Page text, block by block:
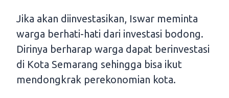
Jika akan diinvestasikan, Iswar meminta
warga berhati-hati dari investasi bodong.
Dirinya berharap warga dapat berinvestasi
di Kota Semarang sehingga bisa ikut
mendongkrak perekonomian kota.